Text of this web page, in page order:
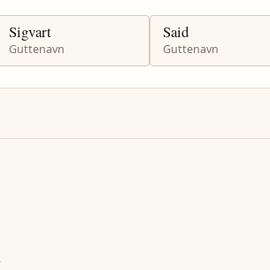
Sigvart
Guttenavn
Said
Guttenavn